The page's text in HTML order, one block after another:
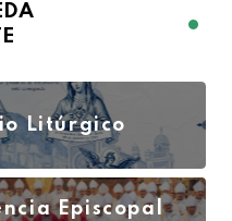
Litúrgico
Episcopal